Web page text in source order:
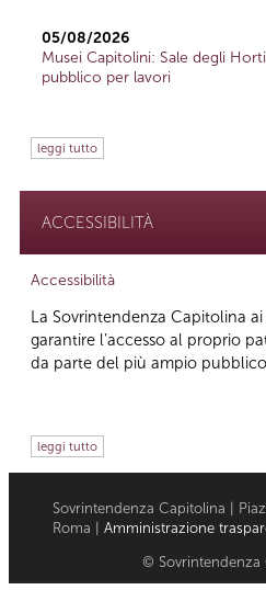
05/08/2026
Musei Capitolini: Sale degli
pubblico per lavori
leggi tutto
ACCESSIBILITÀ
Accessibilità
La Sovrintendenza Capitolina
garantire l’accesso al proprio
da parte del più ampio
leggi tutto
Sovrintendenza Capitolina |
Roma | Amministrazione
© Sovrintendenza